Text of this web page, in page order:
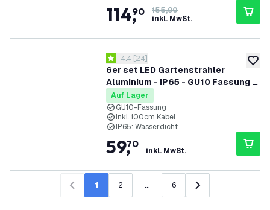
114,
90
155,90
inkl. MwSt.
zur
6er set LED Gartenstrahler
Aluminium - IP65 - GU10 Fassung -
1M Kabel
Bewertungsbereich öffnen
4.4 Bewertungssterne
4.4 [24]
Auf Lager
GU10-Fassung
Inkl. 100cm Kabel
IP65: Wasserdicht
59,
70
inkl. MwSt.
Zurück1 2 ... 6 Weiter